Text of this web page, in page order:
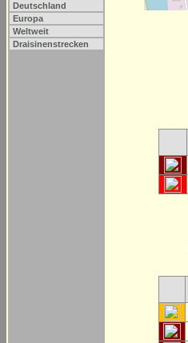
Deutschland
Europa
Weltweit
Draisinenstrecken